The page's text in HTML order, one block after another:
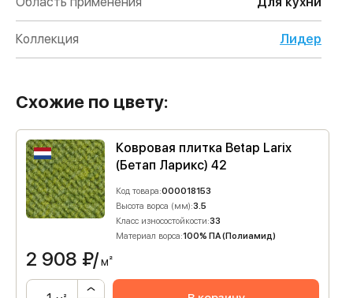
Коллекция Лидер
Схожие по цвету:
Ковровая плитка Betap Larix
(Бетап Ларикс) 42
Код товара:000018153
Высота ворса (мм):3.5
Класс износостойкости:33
Материал ворса:100% ПА (Полиамид)
2 908 ₽/м²